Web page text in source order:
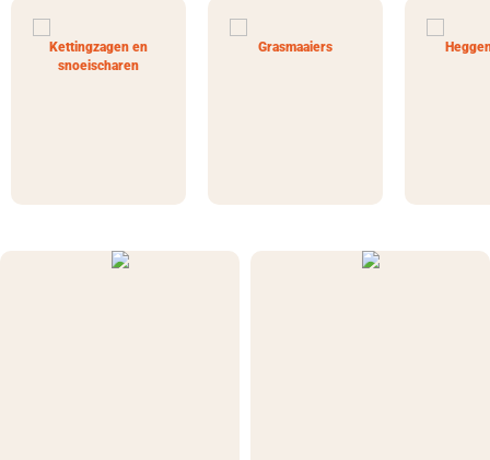
Kettingzagen en
snoeischaren
Grasmaaiers